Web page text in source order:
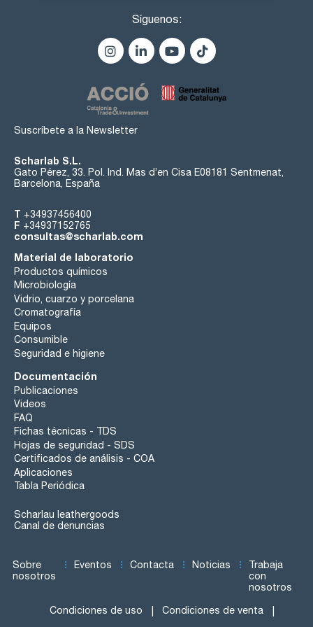
Síguenos:
Suscríbete a la Newsletter
Scharlab S.L.
Gato Pérez, 33. Pol. Ind. Mas d’en Cisa E08181 Sentmenat,
Barcelona, España
T +34937456400
F +34937152765
consultas@scharlab.com
Material de laboratorio
Productos químicos
Microbiología
Vidrio, cuarzo y porcelana
Cromatografía
Equipos
Consumible
Seguridad e higiene
Documentación
Publicaciones
Videos
FAQ
Fichas técnicas - TDS
Hojas de seguridad - SDS
Certificados de análisis - COA
Aplicaciones
Tabla Periódica
Scharlau leathergoods
Canal de denuncias
Sobre
nosotros
Eventos Contacta Noticias
Trabaja
con
nosotros
Condiciones de uso Condiciones de venta